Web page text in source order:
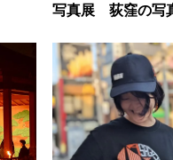
写真展 荻窪の写